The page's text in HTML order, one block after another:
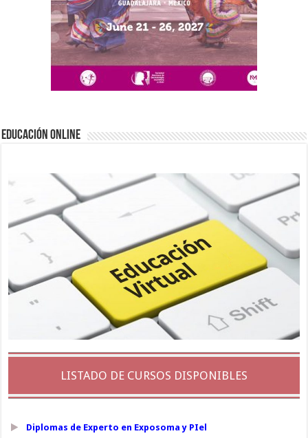
EDUCACIÓN ONLINE
LISTADO DE CURSOS DISPONIBLES
Diplomas de Experto en Exposoma y PIel